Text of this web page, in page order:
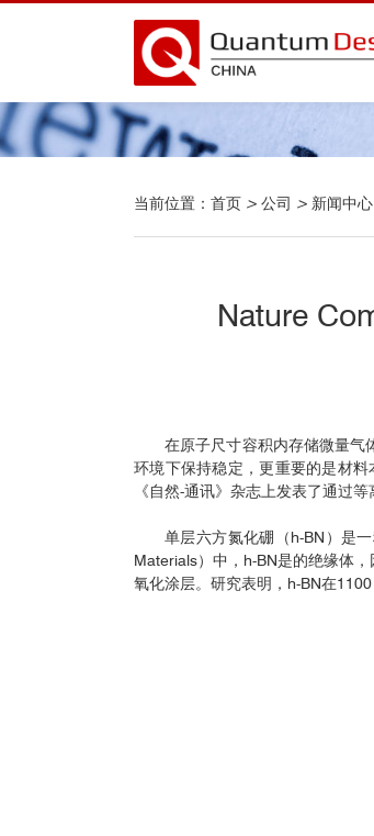
当前位置： 首页 > 公司 > 新闻中心
Nature
在原子尺寸容积内存储微量气
环境下保持稳定，更重要的是材
《自然-通讯》杂志上发表了通过
单层六方氮化硼（h-BN）是
Materials）中，h-BN是的绝缘体
氧化涂层。研究表明，h-BN在